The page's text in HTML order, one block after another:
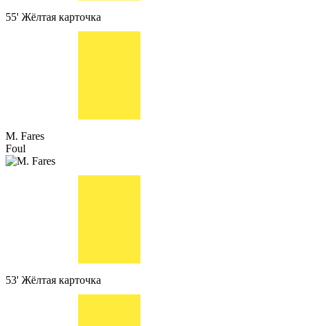
55' Жёлтая карточка
M. Fares
Foul
53' Жёлтая карточка